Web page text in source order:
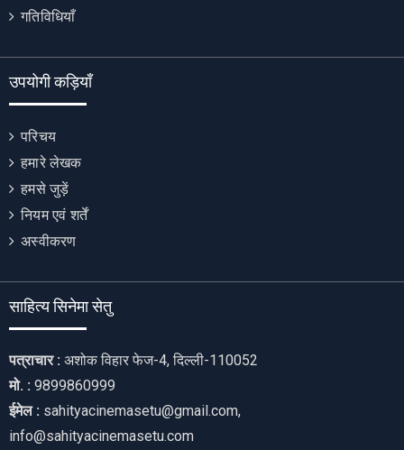
गतिविधियाँ
उपयोगी कड़ियाँ
परिचय
हमारे लेखक
हमसे जुड़ें
नियम एवं शर्तें
अस्वीकरण
साहित्य सिनेमा सेतु
पत्राचार : अशोक विहार फेज-4, दिल्ली-110052
मो. : 9899860999
ईमेल : sahityacinemasetu@gmail.com,
info@sahityacinemasetu.com